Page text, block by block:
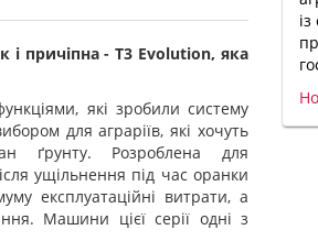
і причіпна - T3 Evolution, яка
які зробили систему
для аграріїв, які хочуть
ґрунту. Розроблена для
ущільнення під час оранки
експлуатаційні витрати, а
Машини цієї серії одні з